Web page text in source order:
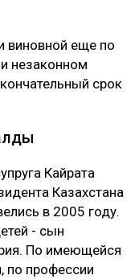
виновной еще по
незаконном
срок
Кайрата
Казахстана
в 2005 году.
- сын
По имеющейся
по профессии